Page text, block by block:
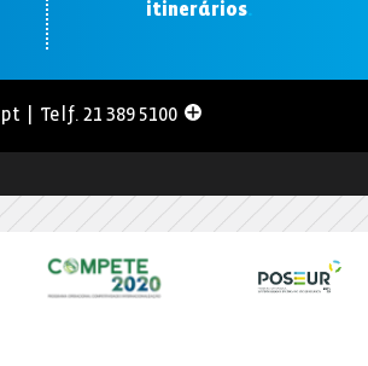
itinerários.
| Telf. 21 389 5100